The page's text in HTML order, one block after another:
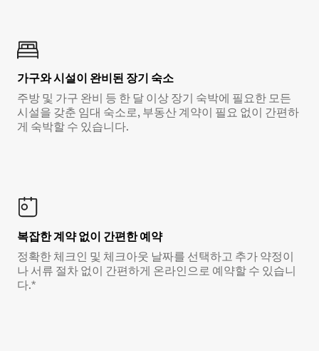
가구와 시설이 완비된 장기 숙소
주방 및 가구 완비 등 한 달 이상 장기 숙박에 필요한 모든
시설을 갖춘 임대 숙소로, 부동산 계약이 필요 없이 간편하
게 숙박할 수 있습니다.
복잡한 계약 없이 간편한 예약
정확한 체크인 및 체크아웃 날짜를 선택하고 추가 약정이
나 서류 절차 없이 간편하게 온라인으로 예약할 수 있습니
다.*